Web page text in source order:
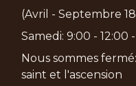
(Avril - Septembre
Samedi: 9:00 - 12:00
Nous sommes
saint et l'ascension